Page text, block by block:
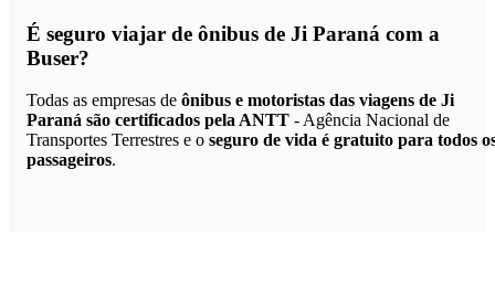
É seguro viajar de ônibus de Ji Paraná com a
Buser?
Todas as empresas de ônibus e motoristas das viagens de Ji
Paraná são certificados pela ANTT - Agência Nacional de
Transportes Terrestres e o seguro de vida é gratuito para todos
passageiros.